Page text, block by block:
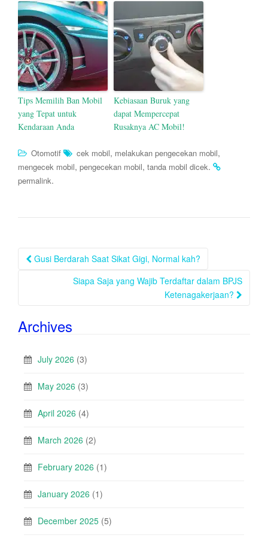
Tips Memilih Ban Mobil
yang Tepat untuk
Kendaraan Anda
Kebiasaan Buruk yang
dapat Mempercepat
Rusaknya AC Mobil!
Otomotif cek mobil, melakukan pengecekan mobil,
mengecek mobil, pengecekan mobil, tanda mobil dicek.
permalink.
Post
navigation
Gusi Berdarah Saat Sikat Gigi, Normal kah?
Siapa Saja yang Wajib Terdaftar dalam BPJS
Ketenagakerjaan?
Archives
July 2026 (3)
May 2026 (3)
April 2026 (4)
March 2026 (2)
February 2026 (1)
January 2026 (1)
December 2025 (5)